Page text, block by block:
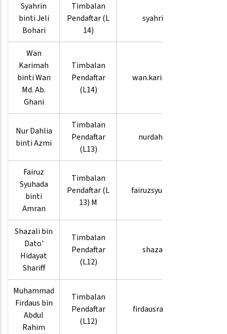
Syahrin
binti Jeli
Bohari
Timbalan
Pendaftar (L
14)
syahrin
Wan
Karimah
binti Wan
Md. Ab.
Ghani
Timbalan
Pendaftar
(L14)
wan.karimah
Nur Dahlia
binti Azmi
Timbalan
Pendaftar
(L13)
nurdahlia
Fairuz
Syuhada
binti
Amran
Timbalan
Pendaftar (L
13) M
fairuzsyuhada
Shazali bin
Dato'
Hidayat
Shariff
Timbalan
Pendaftar
(L12)
shazali
Muhammad
Firdaus bin
Abdul
Rahim
Timbalan
Pendaftar
(L12)
firdausrahim